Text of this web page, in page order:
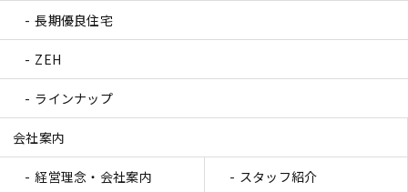
長期優良住宅
ZEH
ラインナップ
会社案内
経営理念・会社案内 スタッフ紹介